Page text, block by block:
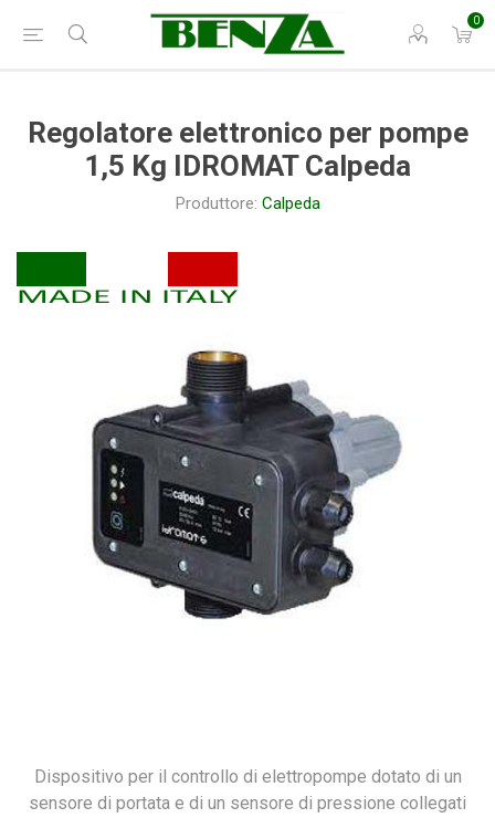
0
Regolatore elettronico per pompe
1,5 Kg IDROMAT Calpeda
Produttore: Calpeda
Dispositivo per il controllo di elettropompe dotato di un
sensore di portata e di un sensore di pressione collegati